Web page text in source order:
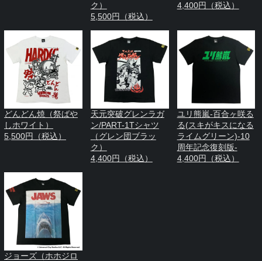
ク）
5,500円（税込）
4,400円（税込）
どんどん焼（祭ばや
しホワイト）
5,500円（税込）
天元突破グレンラガ
ン/PART-1Tシャツ
（グレン団ブラッ
ク）
4,400円（税込）
ユリ熊嵐-百合ヶ咲る
る(スキがキスになる
ライムグリーン)-10
周年記念復刻版-
4,400円（税込）
ジョーズ（ホホジロ